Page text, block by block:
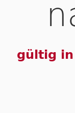
gültig in